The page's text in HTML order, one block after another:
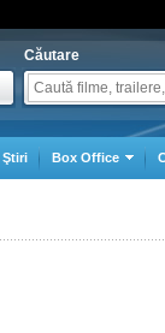
Căutare
Ştiri Box Office